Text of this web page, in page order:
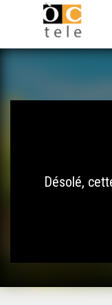
Désolé,